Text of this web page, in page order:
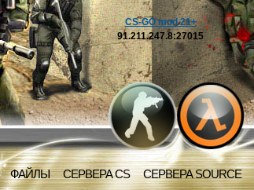
ФАЙЛЫ СЕРВЕРА CS СЕРВЕРА SOURCE
CS-GO mod 21+
91.211.247.8:27015